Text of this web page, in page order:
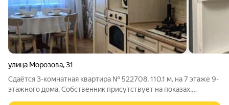
улица Морозова,31
Сдаётся 3-комнатная квартира № 522708, 110.1 м, на 7 этаже 9-
этажного дома. Собственник присутствует на показах.